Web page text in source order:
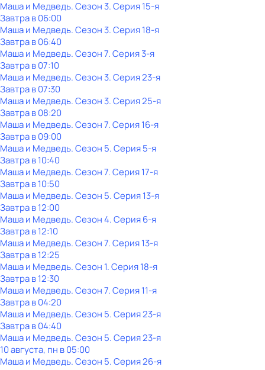
Маша и Медведь. Сезон 3. Серия 15-я
Завтра в 06:00
Маша и Медведь. Сезон 3. Серия 18-я
Завтра в 06:40
Маша и Медведь. Сезон 7. Серия 3-я
Завтра в 07:10
Маша и Медведь. Сезон 3. Серия 23-я
Завтра в 07:30
Маша и Медведь. Сезон 3. Серия 25-я
Завтра в 08:20
Маша и Медведь. Сезон 7. Серия 16-я
Завтра в 09:00
Маша и Медведь. Сезон 5. Серия 5-я
Завтра в 10:40
Маша и Медведь. Сезон 7. Серия 17-я
Завтра в 10:50
Маша и Медведь. Сезон 5. Серия 13-я
Завтра в 12:00
Маша и Медведь. Сезон 4. Серия 6-я
Завтра в 12:10
Маша и Медведь. Сезон 7. Серия 13-я
Завтра в 12:25
Маша и Медведь. Сезон 1. Серия 18-я
Завтра в 12:30
Маша и Медведь. Сезон 7. Серия 11-я
Завтра в 04:20
Маша и Медведь. Сезон 5. Серия 23-я
Завтра в 04:40
Маша и Медведь. Сезон 5. Серия 23-я
10 августа, пн в 05:00
Маша и Медведь. Сезон 5. Серия 26-я